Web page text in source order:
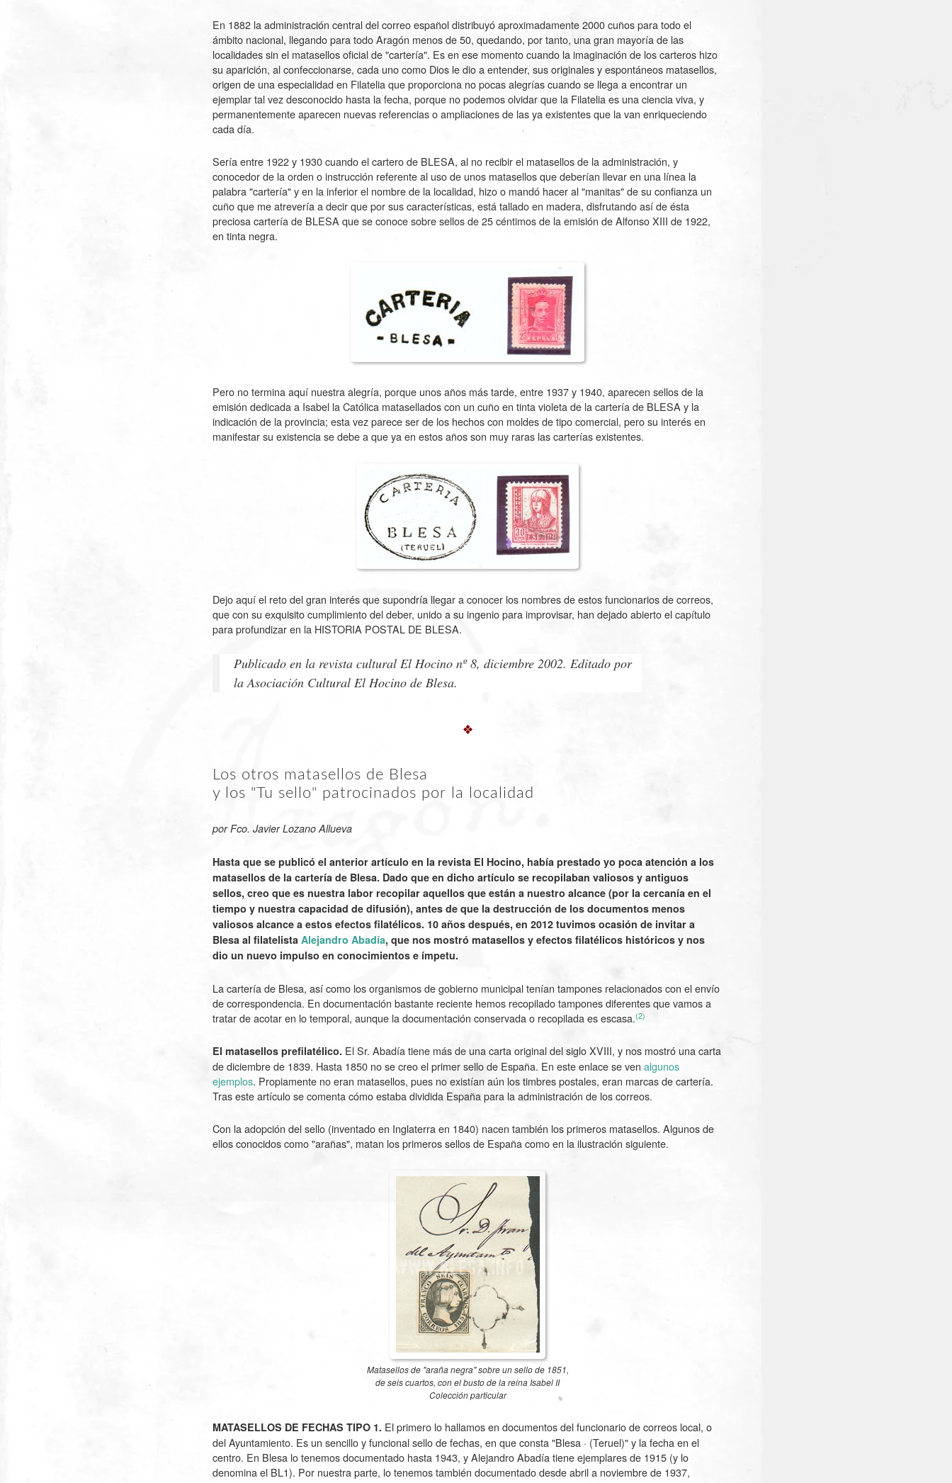
En 1882 la administración central del correo español distribuyó aproximadamente 2000 cuños para todo el
ámbito nacional, llegando para todo Aragón menos de 50, quedando, por tanto, una gran mayoría de las
localidades sin el matasellos oficial de "cartería". Es en ese momento cuando la imaginación de los carteros hizo
su aparición, al confeccionarse, cada uno como Dios le dio a entender, sus originales y espontáneos matasellos,
origen de una especialidad en Filatelia que proporciona no pocas alegrías cuando se llega a encontrar un
ejemplar tal vez desconocido hasta la fecha, porque no podemos olvidar que la Filatelia es una ciencia viva, y
permanentemente aparecen nuevas referencias o ampliaciones de las ya existentes que la van enriqueciendo
cada día.
Sería entre 1922 y 1930 cuando el cartero de BLESA, al no recibir el matasellos de la administración, y
conocedor de la orden o instrucción referente al uso de unos matasellos que deberían llevar en una línea la
palabra "cartería" y en la inferior el nombre de la localidad, hizo o mandó hacer al "manitas" de su confianza un
cuño que me atrevería a decir que por sus características, está tallado en madera, disfrutando así de ésta
preciosa cartería de BLESA que se conoce sobre sellos de 25 céntimos de la emisión de Alfonso XIII de 1922,
en tinta negra.
Pero no termina aquí nuestra alegría, porque unos años más tarde, entre 1937 y 1940, aparecen sellos de la
emisión dedicada a Isabel la Católica matasellados con un cuño en tinta violeta de la cartería de BLESA y la
indicación de la provincia; esta vez parece ser de los hechos con moldes de tipo comercial, pero su interés en
manifestar su existencia se debe a que ya en estos años son muy raras las carterías existentes.
Dejo aquí el reto del gran interés que supondría llegar a conocer los nombres de estos funcionarios de correos,
que con su exquisito cumplimiento del deber, unido a su ingenio para improvisar, han dejado abierto el capítulo
para profundizar en la HISTORIA POSTAL DE BLESA.
Publicado en la revista cultural El Hocino nº 8, diciembre 2002. Editado por
la Asociación Cultural El Hocino de Blesa.
Los otros matasellos de Blesa
y los "Tu sello" patrocinados por la localidad
por Fco. Javier Lozano Allueva
Hasta que se publicó el anterior artículo en la revista El Hocino, había prestado yo poca atención a los
matasellos de la cartería de Blesa. Dado que en dicho artículo se recopilaban valiosos y antiguos
sellos, creo que es nuestra labor recopilar aquellos que están a nuestro alcance (por la cercanía en el
tiempo y nuestra capacidad de difusión), antes de que la destrucción de los documentos menos
valiosos alcance a estos efectos filatélicos. 10 años después, en 2012 tuvimos ocasión de invitar a
Blesa al filatelista Alejandro Abadía, que nos mostró matasellos y efectos filatélicos históricos y nos
dio un nuevo impulso en conocimientos e ímpetu.
La cartería de Blesa, así como los organismos de gobierno municipal tenían tampones relacionados con el envío
de correspondencia. En documentación bastante reciente hemos recopilado tampones diferentes que vamos a
tratar de acotar en lo temporal, aunque la documentación conservada o recopilada es escasa.(2)
El matasellos prefilatélico. El Sr. Abadía tiene más de una carta original del siglo XVIII, y nos mostró una carta
de diciembre de 1839. Hasta 1850 no se creo el primer sello de España. En este enlace se ven algunos
ejemplos. Propiamente no eran matasellos, pues no existían aún los timbres postales, eran marcas de cartería.
Tras este artículo se comenta cómo estaba dividida España para la administración de los correos.
Con la adopción del sello (inventado en Inglaterra en 1840) nacen también los primeros matasellos. Algunos de
ellos conocidos como "arañas", matan los primeros sellos de España como en la ilustración siguiente.
Matasellos de "araña negra" sobre un sello de 1851,
de seis cuartos, con el busto de la reina Isabel II
Colección particular
MATASELLOS DE FECHAS TIPO 1. El primero lo hallamos en documentos del funcionario de correos local, o
del Ayuntamiento. Es un sencillo y funcional sello de fechas, en que consta "Blesa · (Teruel)" y la fecha en el
centro. En Blesa lo tenemos documentado hasta 1943, y Alejandro Abadía tiene ejemplares de 1915 (y lo
denomina el BL1). Por nuestra parte, lo tenemos también documentado desde abril a noviembre de 1937,